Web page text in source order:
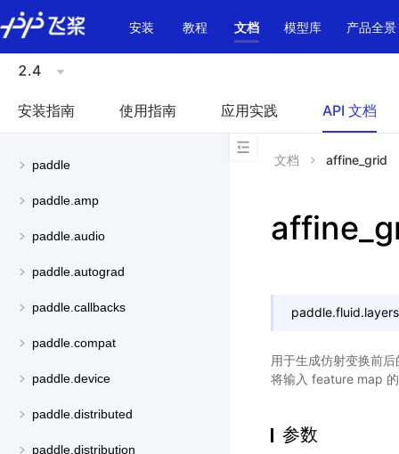
\u200E
安装
教程 文档 模型库 产品全景
2.4
安装指南 使用指南 应用实践 API 文档
paddle
paddle.amp
paddle.audio
paddle.autograd
paddle.callbacks
paddle.compat
paddle.device
paddle.distributed
paddle.distribution
文档 affine_grid
用于生成仿射变换前
将输入 feature map
参数